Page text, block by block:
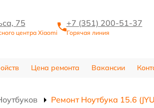
75
центра Xiaomi
+7 (351) 200-51-37
Горячая линия
Цена ремонта Вакансии
Ремонт Ноутбука 15.6